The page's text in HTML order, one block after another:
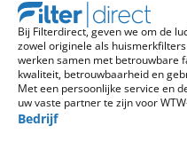
Bij Filterdirect, geven we om de
zowel originele als
werken samen met betrouwbare
kwaliteit, betrouwbaarheid en
Met een persoonlijke service en
uw vaste partner te zijn voor
Bedrijf